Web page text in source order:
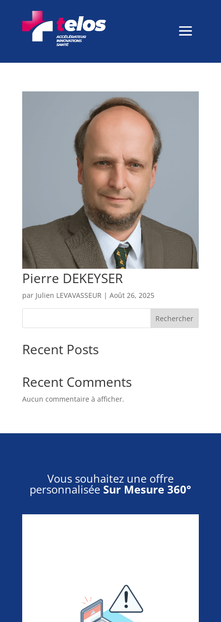
Pierre DEKEYSER
par Julien LEVAVASSEUR | Août 26, 2025
Rechercher
Recent Posts
Recent Comments
Aucun commentaire à afficher.
Vous souhaitez une offre
personnalisée Sur Mesure 360°